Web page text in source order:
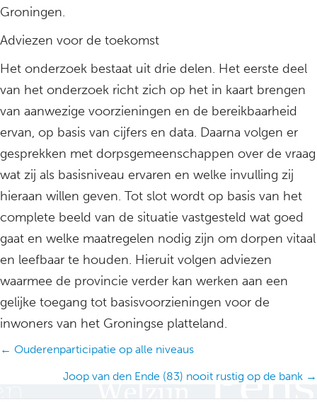
Groningen.
Adviezen voor de toekomst
Het onderzoek bestaat uit drie delen. Het eerste deel
van het onderzoek richt zich op het in kaart brengen
van aanwezige voorzieningen en de bereikbaarheid
ervan, op basis van cijfers en data. Daarna volgen er
gesprekken met dorpsgemeenschappen over de vraag
wat zij als basisniveau ervaren en welke invulling zij
hieraan willen geven. Tot slot wordt op basis van het
complete beeld van de situatie vastgesteld wat goed
gaat en welke maatregelen nodig zijn om dorpen vitaal
en leefbaar te houden. Hieruit volgen adviezen
waarmee de provincie verder kan werken aan een
gelijke toegang tot basisvoorzieningen voor de
inwoners van het Groningse platteland.
Posts
navigation
← Ouderenparticipatie op alle niveaus
Joop van den Ende (83) nooit rustig op de bank →